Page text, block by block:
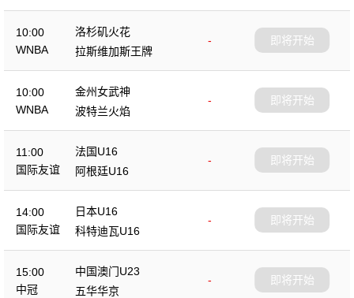
10:00
WNBA
洛杉矶火花
-
拉斯维加斯王牌
即将开始
10:00
WNBA
金州女武神
-
波特兰火焰
即将开始
11:00
国际友谊
法国U16
-
阿根廷U16
即将开始
14:00
国际友谊
日本U16
-
科特迪瓦U16
即将开始
15:00
中冠
中国澳门U23
-
五华华京
即将开始